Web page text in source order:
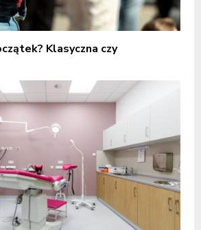
Klasyczna czy